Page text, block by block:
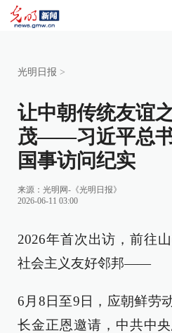
光明日报 >
让中朝传统友谊
茂——习近平总
国事访问纪实
来源： 光明网-《光明日报》
2026-06-11 03:00
2026年首次出访，前往
社会主义友好邻邦——
6月8日至9日，应朝鲜劳
长金正恩邀请，中共中